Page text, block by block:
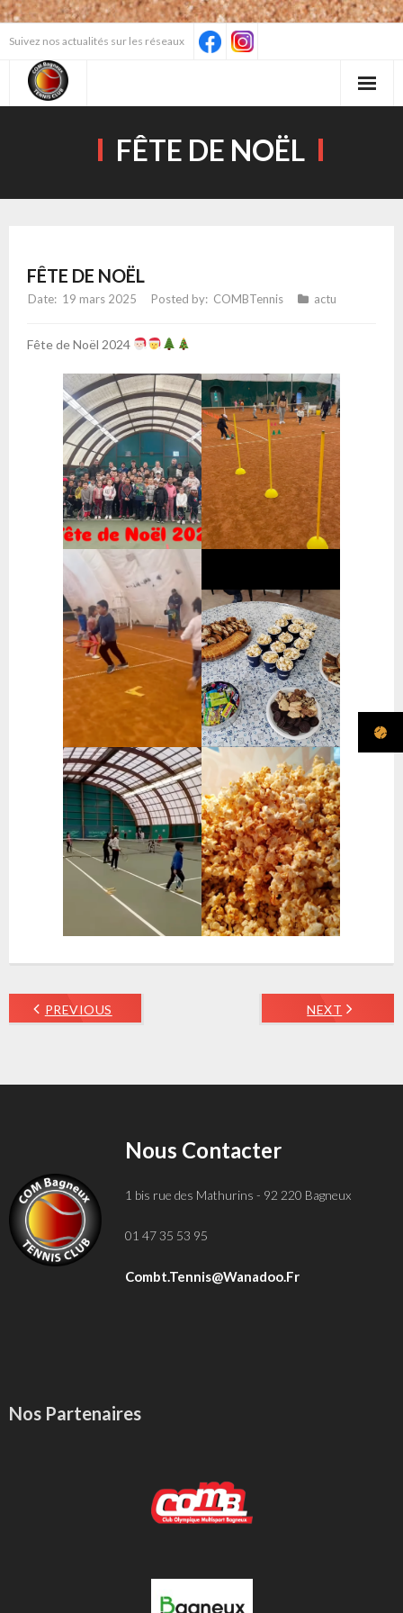
Skip
content
Suivez nos actualités sur les réseaux
FÊTE DE NOËL
FÊTE DE NOËL
19 mars 2025 COMBTennis actu
Fête de Noël 2024
PREVIOUS NEXT
Nous Contacter
1 bis rue des Mathurins - 92 220 Bagneux
01 47 35 53 95
Combt.tennis@wanadoo.fr
Nos Partenaires